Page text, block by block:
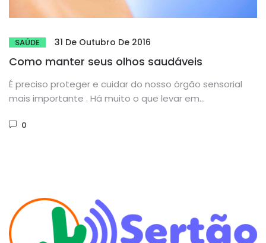
SAÚDE 31 De Outubro De 2016
Como manter seus olhos saudáveis
É preciso proteger e cuidar do nosso órgão sensorial
mais importante . Há muito o que levar em
0